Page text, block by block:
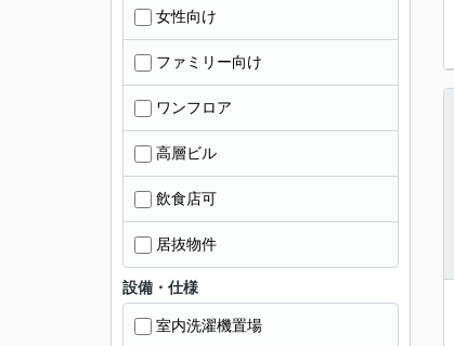
女性向け
ファミリー向け
ワンフロア
高層ビル
飲食店可
居抜物件
設備・仕様
室内洗濯機置場